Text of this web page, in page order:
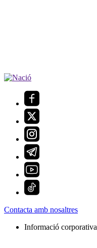
Contacta amb nosaltres
Informació corporativa